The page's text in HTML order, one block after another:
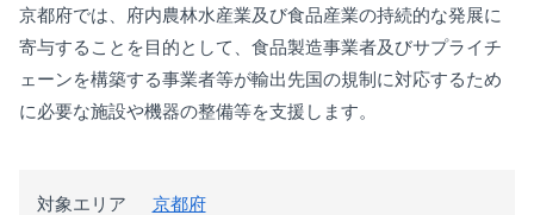
京都府では、府内農林水産業及び食品産業の持続的な発展に
寄与することを目的として、食品製造事業者及びサプライチ
ェーンを構築する事業者等が輸出先国の規制に対応するため
に必要な施設や機器の整備等を支援します。
対象エリア 京都府